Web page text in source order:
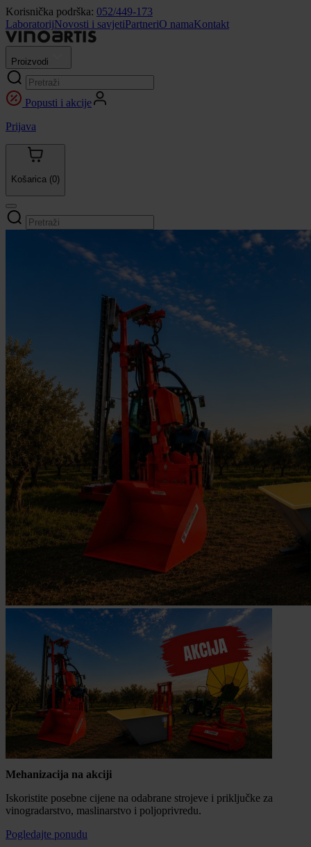
Korisnička podrška: 052/449-173
LaboratorijNovosti i savjetiPartneriO namaKontakt
Proizvodi
Popusti i akcije
Prijava
Košarica (0)
Mehanizacija na akciji
Iskoristite posebne cijene na odabrane strojeve i priključke za
vinogradarstvo, maslinarstvo i poljoprivredu.
Pogledajte ponudu